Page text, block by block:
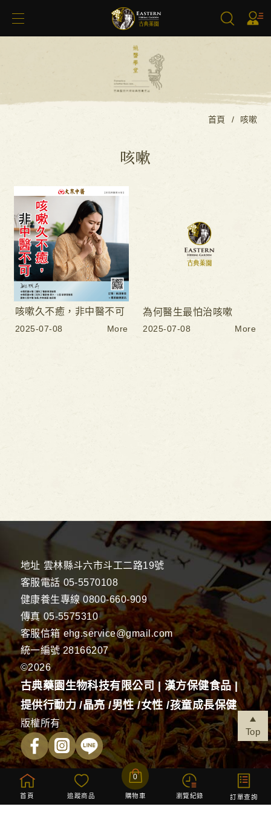
首頁 咳嗽
咳嗽
咳嗽久不癒，非中醫不可
2025-07-08 More
為何醫生最怕治咳嗽
2025-07-08 More
Top
地址 雲林縣斗六市斗工二路19號
客服電話 05-5570108
健康養生專線 0800-660-909
傳真 05-5575310
客服信箱 ehg.service@gmail.com
統一編號 28166207
©2026
古典藥園生物科技有限公司 | 漢方保健食品 |
提供行動力 /晶亮 /男性 /女性 /孩童成長保健
版權所有
首頁 追蹤商品
0
購物車 瀏覽紀錄 訂單查詢